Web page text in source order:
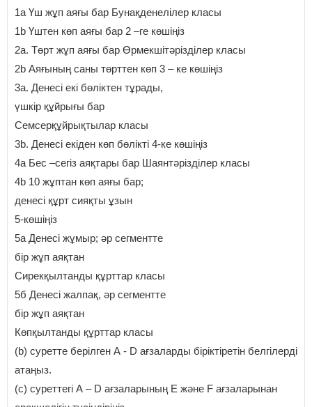
1a Үш жұп аяғы бар Бунақденелілер класы
1b Үштен көп аяғы бар 2 –ге көшіңіз
2а. Төрт жұп аяғы бар Өрмекшітәрізділер класы
2b Аяғының саны төрттен көп 3 – ке көшіңіз
3а. Денесі екі бөліктен тұрады,
үшкір құйрығы бар
Семсерқұйрықтылар класы
3b. Денесі екіден көп бөлікті 4-ке көшіңіз
4а Бес –сегіз аяқтары бар Шаянтәрізділер класы
4b 10 жұптан көп аяғы бар;
денесі құрт сияқты ұзын
5-көшіңіз
5a Денесі жұмыр; әр сегментте
бір жұп аяқтан
Сирекқылтанды құрттар класы
5б Денесі жалпақ, әр сегментте
бір жұп аяқтан
Көпқылтанды құрттар класы
(b) суретте берілген А - D ағзаларды біріктіретін белгілерді
атаңыз.
(с) суреттегі А – D ағзаларының Е және F ағзаларынан